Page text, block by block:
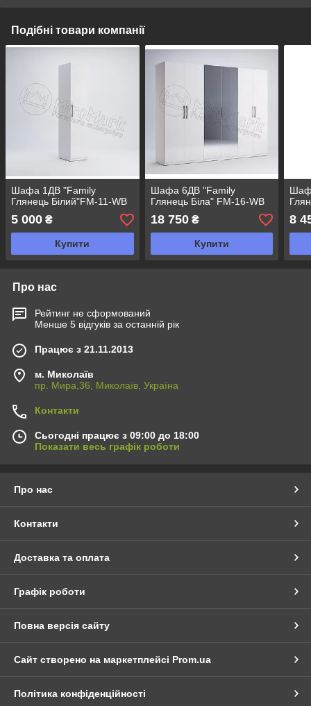
Подібні товари компанії
Шафа 1ДВ "Family
Глянець Білий"FM-11-WB
5 000 ₴
Купити
Шафа 6ДВ "Family
Глянець Біла" FM-16-WB
18 750₴
Купити
8
Про нас
Рейтинг не сформований
Менше 5 відгуків за останній рік
Працює з 21.11.2013
м. Миколаїв
пр. Мира,36, Миколаїв, Україна
Контакти
Сьогодні працює з 09:00 до 18:00
Показати весь графік роботи
Про нас
Контакти
Доставка та оплата
Графік роботи
Повна версія сайту
Сайт створено на маркетплейсі Prom.ua
Політика конфіденційності